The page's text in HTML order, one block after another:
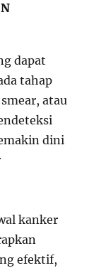
dapat
tahap
atau
dini
kanker
efektif,